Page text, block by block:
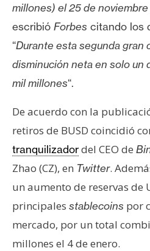
R
e
c
u
r
o
C
o
t
a
c
millones) el 25 de
escribió Forbes citando los
“Durante esta segunda gran
disminución neta en solo un
mil millones“.
De acuerdo con la
retiros de BUSD coincidió
tranquilizadordel CEO de
Zhao (CZ), en Twitter.
un aumento de reservas de
principales stablecoins por
mercado, por un total
millones el 4 de enero.